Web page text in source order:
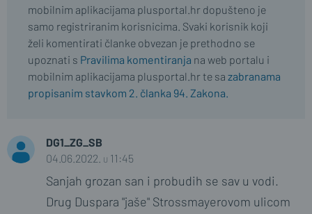
mobilnim aplikacijama plusportal.hr dopušteno je
samo registriranim korisnicima. Svaki korisnik koji
želi komentirati članke obvezan je prethodno se
upoznati s Pravilima komentiranja na web portalu i
mobilnim aplikacijama plusportal.hr te sa zabranama
propisanim stavkom 2. članka 94. Zakona.
DG1_ZG_SB
04.06.2022. u 11:45
Sanjah grozan san i probudih se sav u vodi.
Drug Duspara "jaše" Strossmayerovom ulicom